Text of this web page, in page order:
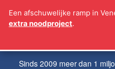
naar
Sinds 2009 meer dan 1
Een afschuwelijke ramp in
extra noodproject.